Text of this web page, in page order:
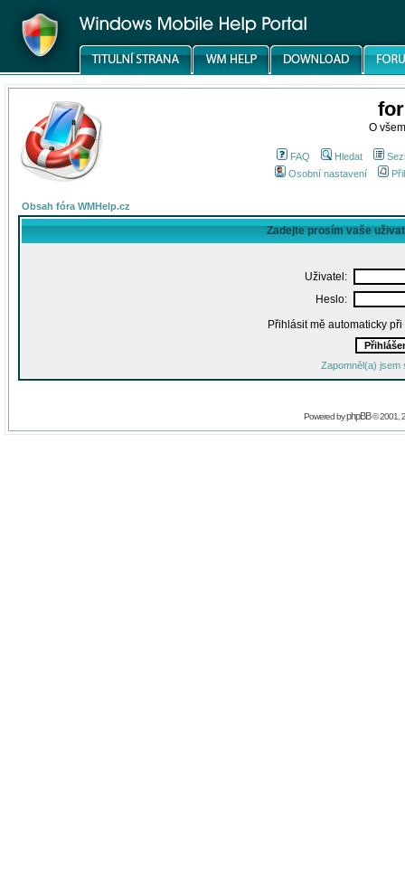
O
FAQ Hledat
Osobní nastavení
Obsah fóra WMHelp.cz
Zadejte prosím vaše
Uživatel:
Heslo:
Přihlásit mě automaticky
Zapomněl(a) jsem
Powered byphpBB© 2001,